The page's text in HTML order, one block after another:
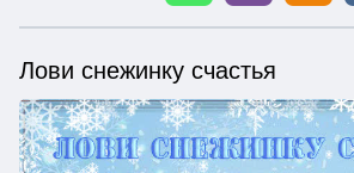
Лови снежинку счастья